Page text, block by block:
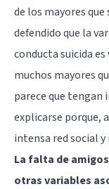
de los mayores
defendido que la
conducta suicida
muchos mayores
parece que tengan
explicarse porque,
intensa red social
La falta de
otras variables